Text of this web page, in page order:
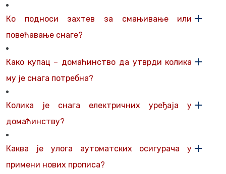
Ко подноси захтев за смањивање или
повећавање снаге?
Како купац – домаћинство да утврди колика
му је снага потребна?
Колика је снага електричних уређаја у
домаћинству?
Каква је улога аутоматских осигурача у
примени нових прописа?